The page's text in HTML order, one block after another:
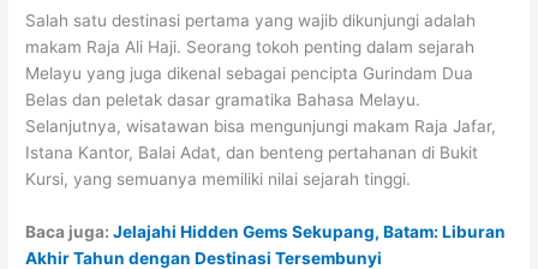
Salah satu destinasi pertama yang wajib dikunjungi adalah
makam Raja Ali Haji. Seorang tokoh penting dalam sejarah
Melayu yang juga dikenal sebagai pencipta Gurindam Dua
Belas dan peletak dasar gramatika Bahasa Melayu.
Selanjutnya, wisatawan bisa mengunjungi makam Raja Jafar,
Istana Kantor, Balai Adat, dan benteng pertahanan di Bukit
Kursi, yang semuanya memiliki nilai sejarah tinggi.
Baca juga:Jelajahi Hidden Gems Sekupang, Batam: Liburan
Akhir Tahun dengan Destinasi Tersembunyi